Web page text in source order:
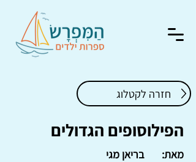
חזרה לקטלוג
הפילוסופים הגדולים
בריאן מגי
מאת: